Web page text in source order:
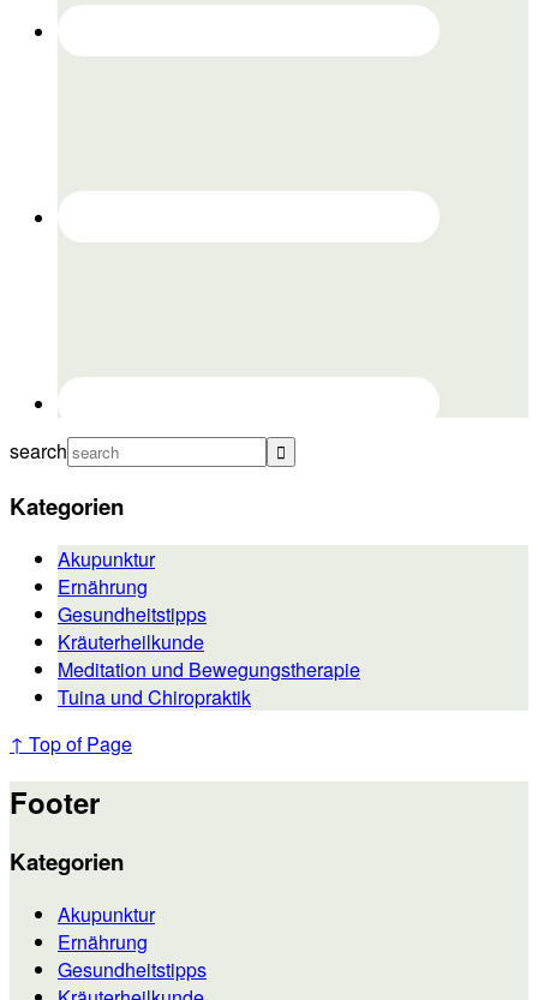
search
Kategorien
Akupunktur
Ernährung
Gesundheitstipps
Kräuterheilkunde
Meditation und Bewegungstherapie
Tuina und Chiropraktik
↑ Top of Page
Footer
Kategorien
Akupunktur
Ernährung
Gesundheitstipps